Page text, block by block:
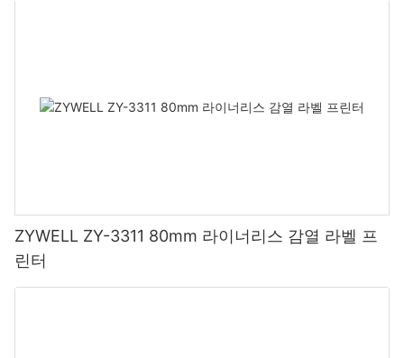
ZYWELL ZY-3311 80mm 라이너리스 감열 라벨 프
린터